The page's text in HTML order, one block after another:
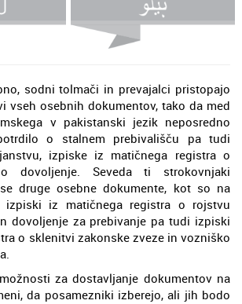
sodni tolmači in prevajalci pristopajo
vseh osebnih dokumentov, tako da med
v pakistanski jezik neposredno
o stalnem prebivališču pa tudi
izpiske iz matičnega registra o
dovoljenje. Seveda ti strokovnjaki
druge osebne dokumente, kot so na
iz matičnega registra o rojstvu
dovoljenje za prebivanje pa tudi izpiski
o sklenitvi zakonske zveze in vozniško
za dostavljanje dokumentov na
da posamezniki izberejo, ali jih bodo